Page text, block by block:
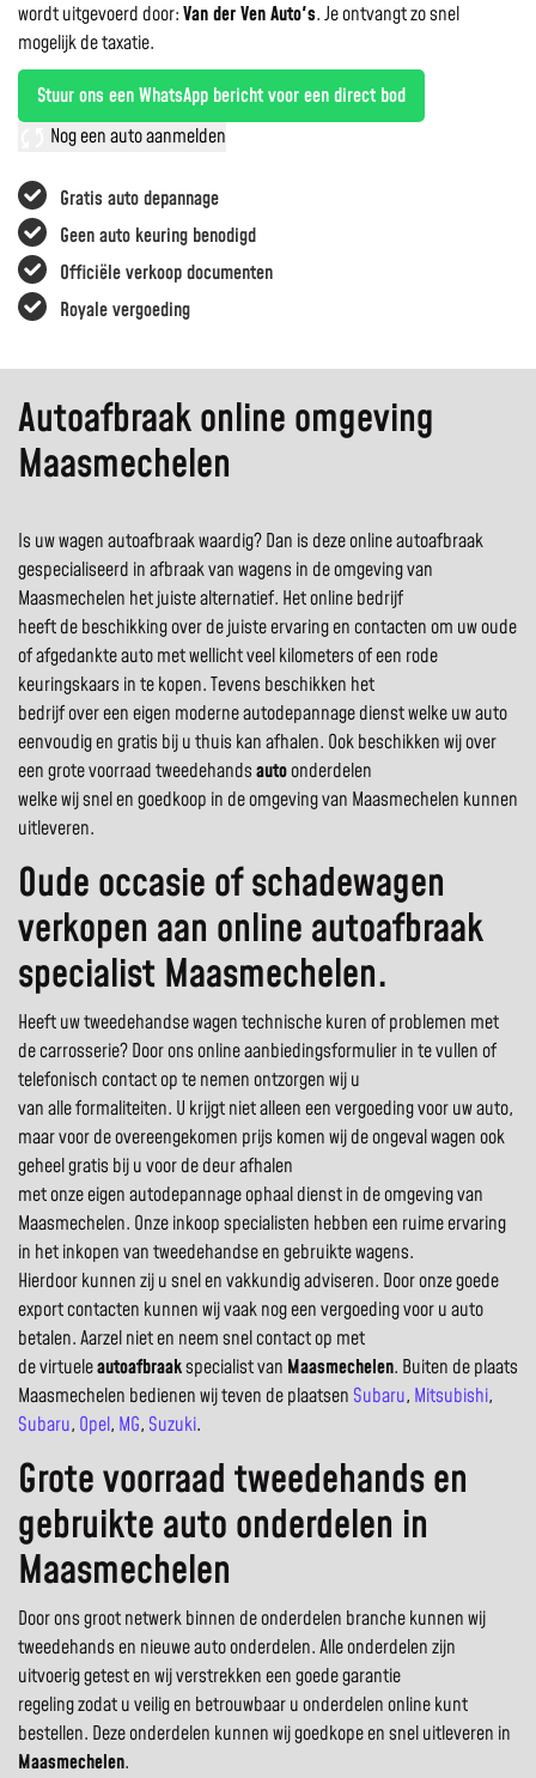
Gratis auto depannage
Geen auto keuring benodigd
Officiële verkoop documenten
Royale vergoeding
wordt uitgevoerd door:Van der Ven Auto's.Je ontvangt zo snel
mogelijk de taxatie.
Stuur ons een WhatsApp bericht voor een direct bod
Nog een auto aanmelden
Autoafbraak online omgeving
Maasmechelen
Is uw wagen autoafbraak waardig? Dan is deze online autoafbraak
gespecialiseerd in afbraak van wagens in de omgeving van
Maasmechelen het juiste alternatief. Het online bedrijf
heeft de beschikking over de juiste ervaring en contacten om uw oude
of afgedankte auto met wellicht veel kilometers of een rode
keuringskaars in te kopen. Tevens beschikken het
bedrijf over een eigen moderne autodepannage dienst welke uw auto
eenvoudig en gratis bij u thuis kan afhalen. Ook beschikken wij over
een grote voorraad tweedehandsautoonderdelen
welke wij snel en goedkoop in de omgeving van Maasmechelen kunnen
uitleveren.
Oude occasie of schadewagen
verkopen aan online autoafbraak
specialist Maasmechelen.
Heeft uw tweedehandse wagen technische kuren of problemen met
de carrosserie? Door ons online aanbiedingsformulier in te vullen of
telefonisch contact op te nemen ontzorgen wij u
van alle formaliteiten. U krijgt niet alleen een vergoeding voor uw auto,
maar voor de overeengekomen prijs komen wij de ongeval wagen ook
geheel gratis bij u voor de deur afhalen
met onze eigen autodepannage ophaal dienst in de omgeving van
Maasmechelen. Onze inkoop specialisten hebben een ruime ervaring
in het inkopen van tweedehandse en gebruikte wagens.
Hierdoor kunnen zij u snel en vakkundig adviseren. Door onze goede
export contacten kunnen wij vaak nog een vergoeding voor u auto
betalen. Aarzel niet en neem snel contact op met
de virtueleautoafbraakspecialist van Maasmechelen. Buiten de plaats
Maasmechelen bedienen wij teven de plaatsen Subaru, Mitsubishi,
Subaru, Opel, MG, Suzuki.
Grote voorraad tweedehands en
gebruikte auto onderdelen in
Maasmechelen
Door ons groot netwerk binnen de onderdelen branche kunnen wij
tweedehands en nieuwe auto onderdelen. Alle onderdelen zijn
uitvoerig getest en wij verstrekken een goede garantie
regeling zodat u veilig en betrouwbaar u onderdelen online kunt
bestellen. Deze onderdelen kunnen wij goedkope en snel uitleveren in
Maasmechelen.